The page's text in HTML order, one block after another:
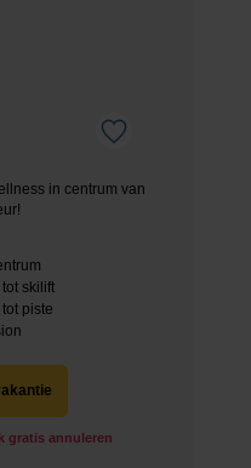
in centrum van
skilift
piste
gratis annuleren